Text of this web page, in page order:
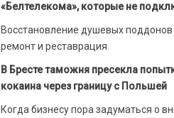
«Белтелекома», которые не
Восстановление душевых
ремонт и реставрация
В Бресте таможня пресекла
кокаина через границу с Польшей
Когда бизнесу пора задуматься о